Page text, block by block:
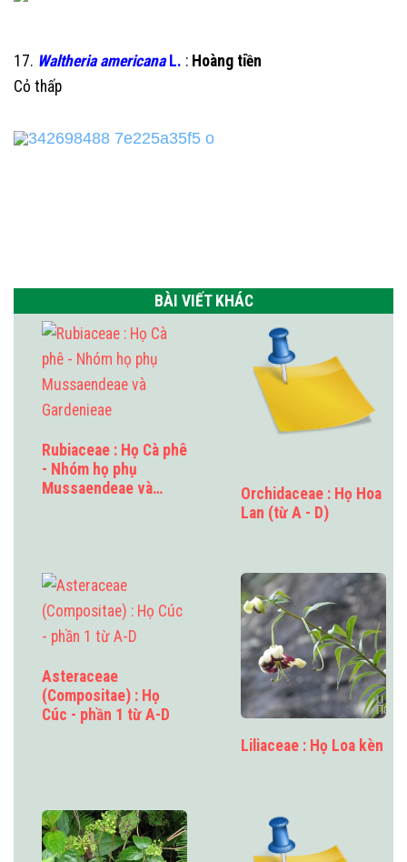
17. Waltheria americanaL. : Hoàng tiền
Cỏ thấp
BÀI VIẾT KHÁC
Rubiaceae : Họ Cà phê
- Nhóm họ phụ
Mussaendeae và…
Orchidaceae : Họ Hoa
Lan (từ A - D)
Asteraceae
(Compositae) : Họ
Cúc - phần 1 từ A-D
Liliaceae : Họ Loa kèn